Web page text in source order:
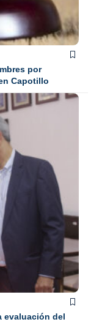
por
Capotillo
evaluación del